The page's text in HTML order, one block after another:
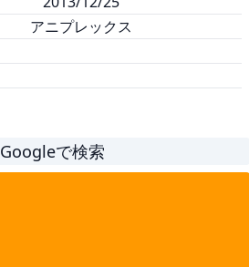
アニプレックス
Googleで検索